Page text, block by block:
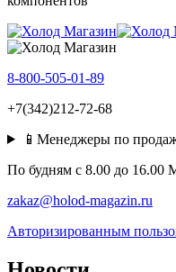
8-800-505-01-89
+7(342)212-72-68
📱Менеджеры по
По будням c 8.00 до 16.00
zakaz@holod-magazin.ru
Авторизированным